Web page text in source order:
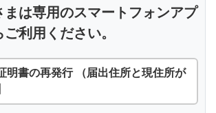
まは専用のスマートフォンアプ
ご利用ください。
明書の再発行 （届出住所と現住所が